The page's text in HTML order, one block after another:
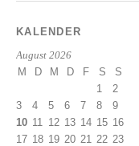
KALENDER
August 2026
M D M D F S
S
1
2
3
4 5 6 7 8
9
10 11 12 13 14 15 16
17 18 19 20 21 22 23